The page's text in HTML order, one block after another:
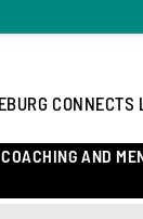
COACHING AND